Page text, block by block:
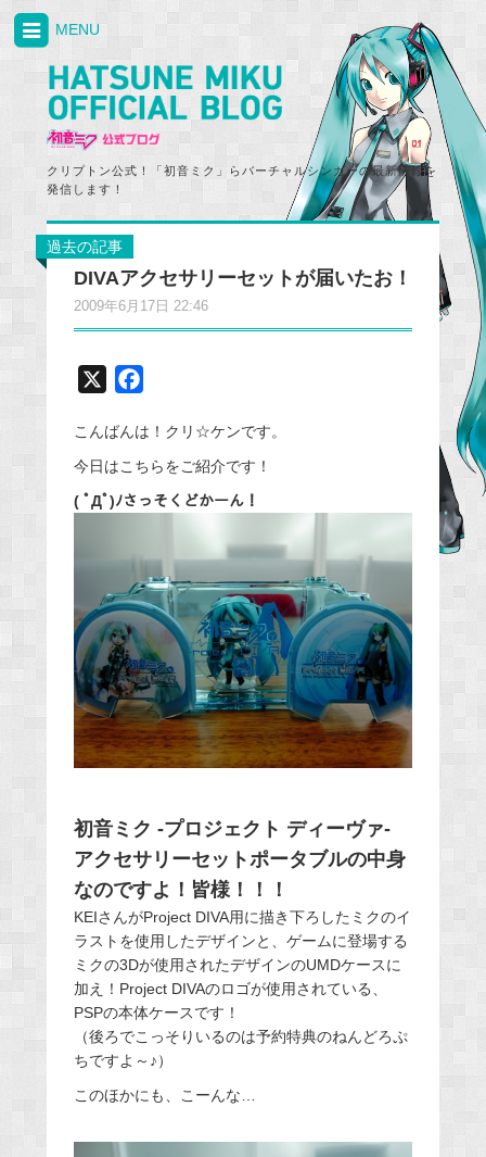
クリプトン公式！「初音ミク」らバーチャルシンガーの最新情報を
発信します！
MENU
過去の記事
DIVAアクセサリーセットが届いたお！
2009年6月17日 22:46
c
e
k
こんばんは！クリ☆ケンです。
今日はこちらをご紹介です！
( ﾟДﾟ)ﾉさっそくどかーん！
初音ミク -プロジェクト ディーヴァ-
アクセサリーセットポータブルの中身
なのですよ！皆様！！！
KEIさんがProject DIVA用に描き下ろしたミクのイ
ラストを使用したデザインと、ゲームに登場する
ミクの3Dが使用されたデザインのUMDケースに
加え！Project DIVAのロゴが使用されている、
PSPの本体ケースです！
（後ろでこっそりいるのは予約特典のねんどろぷ
ちですよ～♪）
このほかにも、こーんな…